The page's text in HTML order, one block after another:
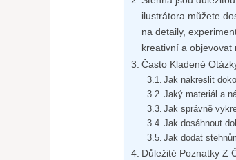
ilustrátora můžete
na detaily,
kreativní a objevovat
Často Kladené
Jak nakreslit
Jaký materiál a
Jak správně
Jak dosáhnout
Jak dodat
Důležité Poznatky Z